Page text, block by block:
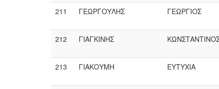
211 ΓΕΩΡΓΟΥΛΗΣ ΓΕΩΡΓΙΟΣ
212 ΓΙΑΓΚΙΝΗΣ
213 ΓΙΑΚΟΥΜΗ ΕΥΤΥΧΙΑ